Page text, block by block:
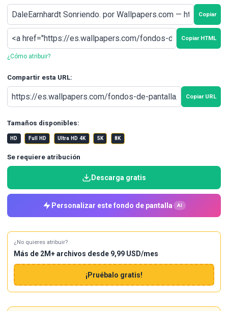
Copiar
Copiar HTML
¿Cómo atribuir?
Compartir esta URL:
Copiar URL
Tamaños disponibles:
HD Full HD Ultra HD 4K 5K 8K
Se requiere atribución
Descarga gratis
Personalizar este fondo de pantalla AI
¿No quieres atribuir?
Más de 2M+ archivos desde 9,99 USD/mes
¡Pruébalo gratis!